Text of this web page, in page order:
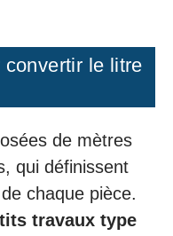
le litre
de mètres
qui définissent
chaque pièce.
travaux type